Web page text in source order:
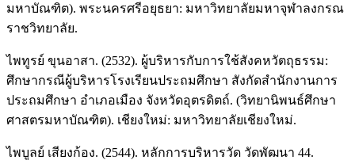
มหาบัณฑิต). พระนครศรีอยุธยา: มหาวิทยาลัยมหาจุฬาลงกรณ
ราชวิทยาลัย.
ไพทูรย์ ขุนอาสา. (2532). ผู้บริหารกับการใช้สังคหวัตถุธรรม:
ศึกษากรณีผู้บริหารโรงเรียนประถมศึกษา สังกัดสำนักงานการ
ประถมศึกษา อำเภอเมือง จังหวัดอุตรดิตถ์. (วิทยานิพนธ์ศึกษา
ศาสตรมหาบัณฑิต). เชียงใหม่: มหาวิทยาลัยเชียงใหม่.
ไพบูลย์ เสียงก้อง. (2544). หลักการบริหารวัด วัดพัฒนา 44.